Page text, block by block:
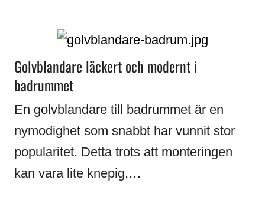
Golvblandare läckert och modernt i
badrummet
En golvblandare till badrummet är en
nymodighet som snabbt har vunnit stor
popularitet. Detta trots att monteringen
kan vara lite knepig,…